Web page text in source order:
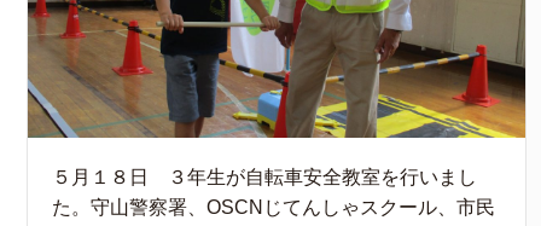
５月１８日 ３年生が自転車安全教室を行いまし
た。守山警察署、OSCNじてんしゃスクール、市民